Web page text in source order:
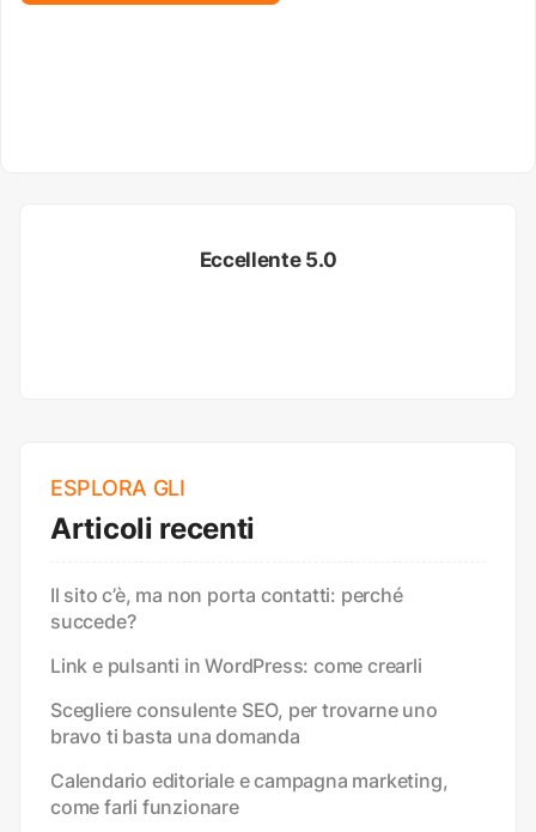
Eccellente 5.0
ESPLORA GLI
Articoli recenti
Il sito c’è, ma non porta contatti: perché
succede?
Link e pulsanti in WordPress: come crearli
Scegliere consulente SEO, per trovarne uno
bravo ti basta una domanda
Calendario editoriale e campagna marketing,
come farli funzionare